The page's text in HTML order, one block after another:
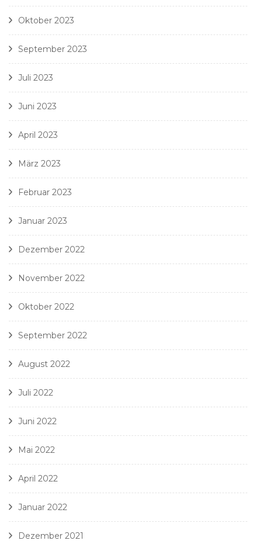
Oktober 2023
September 2023
Juli 2023
Juni 2023
April 2023
März 2023
Februar 2023
Januar 2023
Dezember 2022
November 2022
Oktober 2022
September 2022
August 2022
Juli 2022
Juni 2022
Mai 2022
April 2022
Januar 2022
Dezember 2021